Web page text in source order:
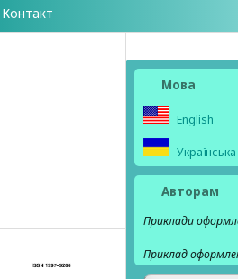
Контакт
Мова
English
Українська
Авторам
Приклади
Приклад